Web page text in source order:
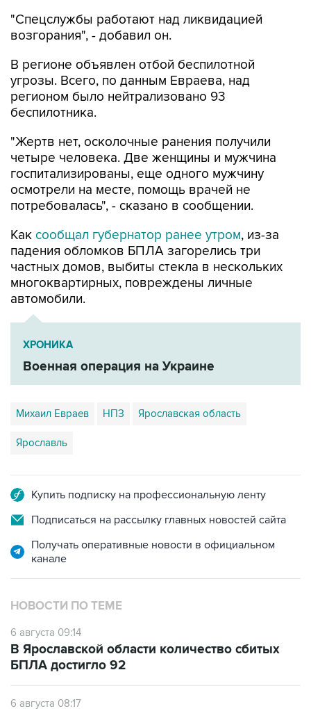
"Спецслужбы работают над ликвидацией
возгорания", - добавил он.
В регионе объявлен отбой беспилотной
угрозы. Всего, по данным Евраева, над
регионом было нейтрализовано 93
беспилотника.
"Жертв нет, осколочные ранения получили
четыре человека. Две женщины и мужчина
госпитализированы, еще одного мужчину
осмотрели на месте, помощь врачей не
потребовалась", - сказано в сообщении.
Как сообщал губернатор ранее утром, из-за
падения обломков БПЛА загорелись три
частных домов, выбиты стекла в нескольких
многоквартирных, повреждены личные
автомобили.
ХРОНИКА
Военная операция на Украине
Михаил Евраев НПЗ Ярославская область
Ярославль
Купить подписку на профессиональную ленту
Подписаться на рассылку главных новостей сайта
Получать оперативные новости в официальном
канале
НОВОСТИ ПО ТЕМЕ
6 августа 09:14
В Ярославской области количество сбитых
БПЛА достигло 92
6 августа 08:17